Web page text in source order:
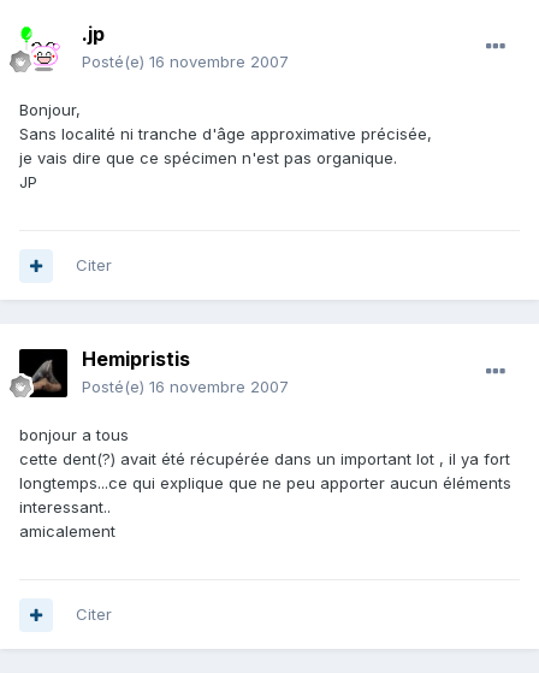
.jp
Posté(e) 16 novembre 2007
Bonjour,
Sans localité ni tranche d'âge approximative précisée,
je vais dire que ce spécimen n'est pas organique.
JP
Citer
Hemipristis
Posté(e) 16 novembre 2007
bonjour a tous
cette dent(?) avait été récupérée dans un important lot , il ya fort
longtemps...ce qui explique que ne peu apporter aucun éléments
interessant..
amicalement
Citer